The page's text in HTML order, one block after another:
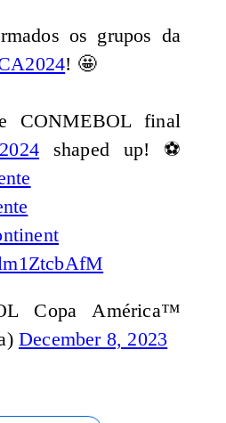
os grupos da
! 🤩
CONMEBOL final
shaped up! ⚽
Copa América™️
December 8, 2023